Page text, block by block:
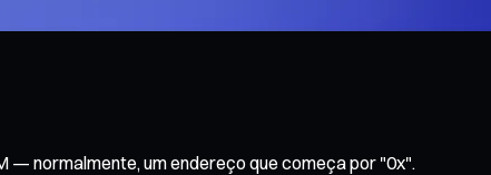
— normalmente, um endereço que começa por "0x".